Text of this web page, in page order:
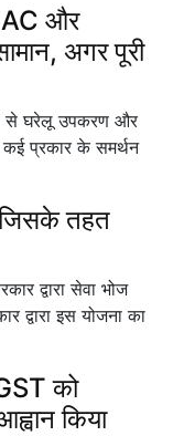
और
अगर पूरी
से घरेलू उपकरण और
कई प्रकार के समर्थन
जिसके तहत
द्वारा सेवा भोज
द्वारा इस योजना का
को
किया